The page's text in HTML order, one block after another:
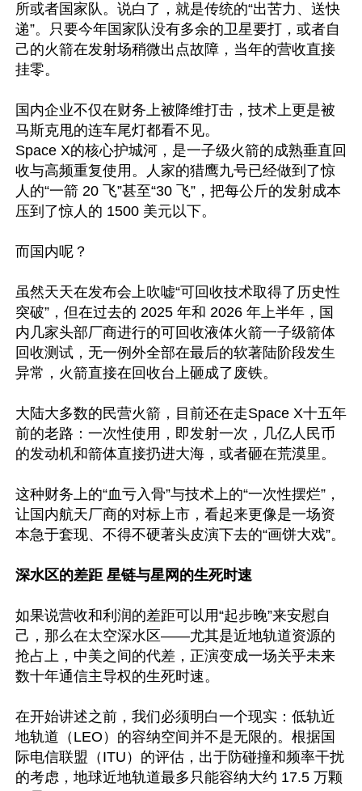
所或者国家队。说白了，就是传统的“出苦力、送快
递”。只要今年国家队没有多余的卫星要打，或者自
己的火箭在发射场稍微出点故障，当年的营收直接
挂零。
国内企业不仅在财务上被降维打击，技术上更是被
马斯克甩的连车尾灯都看不见。
Space X的核心护城河，是一子级火箭的成熟垂直回
收与高频重复使用。人家的猎鹰九号已经做到了惊
人的“一箭 20 飞”甚至“30 飞”，把每公斤的发射成本
压到了惊人的 1500 美元以下。
而国内呢？
虽然天天在发布会上吹嘘“可回收技术取得了历史性
突破”，但在过去的 2025 年和 2026 年上半年，国
内几家头部厂商进行的可回收液体火箭一子级箭体
回收测试，无一例外全部在最后的软著陆阶段发生
异常，火箭直接在回收台上砸成了废铁。
大陆大多数的民营火箭，目前还在走Space X十五年
前的老路：一次性使用，即发射一次，几亿人民币
的发动机和箭体直接扔进大海，或者砸在荒漠里。
这种财务上的“血亏入骨”与技术上的“一次性摆烂”，
让国内航天厂商的对标上市，看起来更像是一场资
本急于套现、不得不硬著头皮演下去的“画饼大戏”。
深水区的差距 星链与星网的生死时速
如果说营收和利润的差距可以用“起步晚”来安慰自
己，那么在太空深水区——尤其是近地轨道资源的
抢占上，中美之间的代差，正演变成一场关乎未来
数十年通信主导权的生死时速。
在开始讲述之前，我们必须明白一个现实：低轨近
地轨道（LEO）的容纳空间并不是无限的。根据国
际电信联盟（ITU）的评估，出于防碰撞和频率干扰
的考虑，地球近地轨道最多只能容纳大约 17.5 万颗